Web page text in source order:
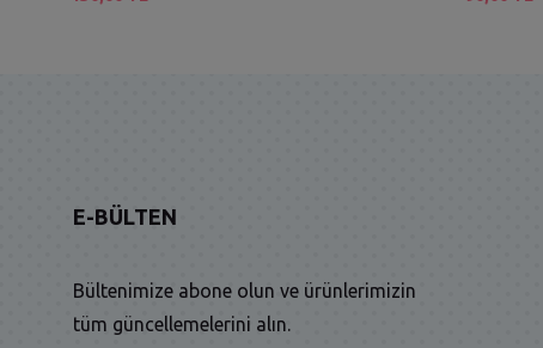
E-BÜLTEN
Bültenimize abone olun ve ürünlerimizin
tüm güncellemelerini alın.